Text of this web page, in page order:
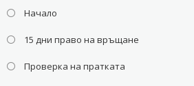
Начало
15 дни право на връщане
Проверка на пратката